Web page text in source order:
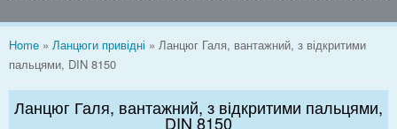
You are here
Home » Ланцюги привідні » Ланцюг Галя, вантажний, з відкритими
пальцями, DIN 8150
Ланцюг Галя, вантажний, з відкритими пальцями,
DIN 8150